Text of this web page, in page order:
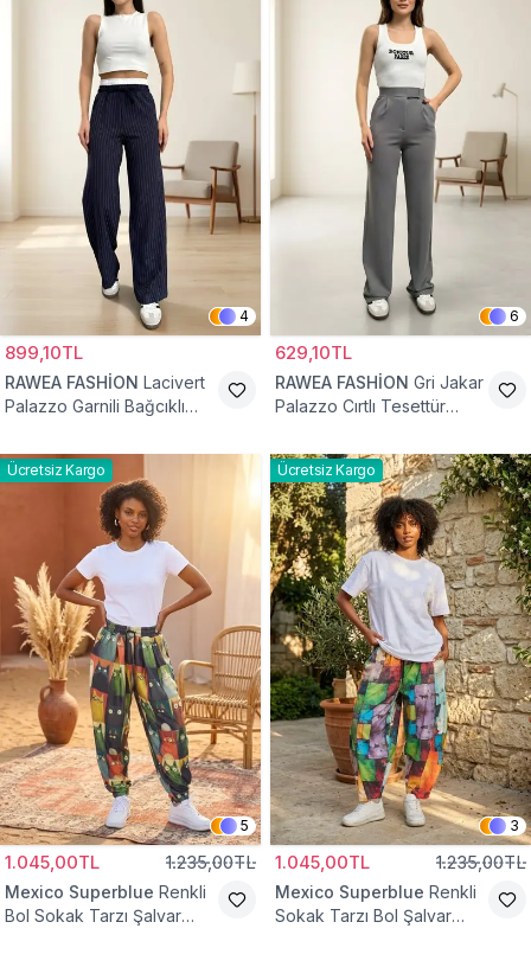
4
899,10TL
RAWEA FASHİON Lacivert
Palazzo Garnili Bağcıklı
6
629,10TL
RAWEA FASHİON Gri Jakar
Palazzo Cırtlı Tesettür
Ücretsiz Kargo
5
1.045,00TL 1.235,00TL
Mexico Superblue Renkli
Bol Sokak Tarzı Şalvar
Ücretsiz Kargo
3
1.045,00TL 1.235,00TL
Mexico Superblue Renkli
Sokak Tarzı Bol Şalvar